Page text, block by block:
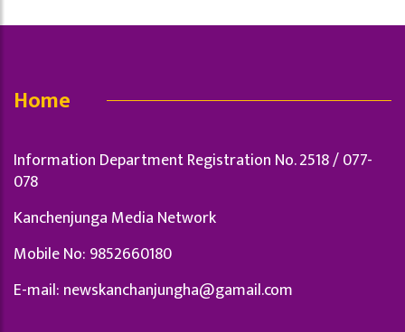
Home
Information Department Registration No. 2518 / 077-
078
Kanchenjunga Media Network
Mobile No: 9852660180
E-mail: newskanchanjungha@gamail.com